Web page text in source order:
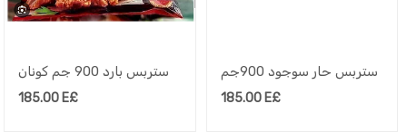
ستربس بارد 900 جم كونان
185.00E£
ستربس حار سوجود 900جم
185.00E£